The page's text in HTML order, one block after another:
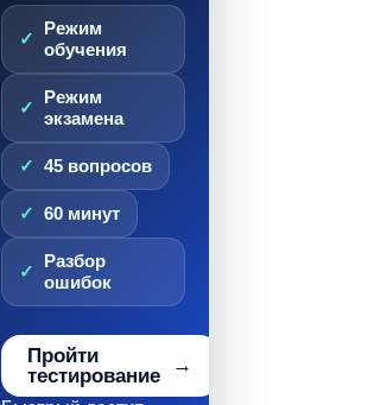
Режим
обучения
Режим
экзамена
45 вопросов
60 минут
Разбор
ошибок
Пройти
тестирование